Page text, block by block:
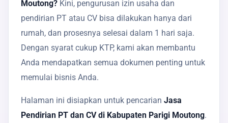
Moutong? Kini, pengurusan izin usaha dan
pendirian PT atau CV bisa dilakukan hanya dari
rumah, dan prosesnya selesai dalam 1 hari saja.
Dengan syarat cukup KTP, kami akan membantu
Anda mendapatkan semua dokumen penting untuk
memulai bisnis Anda.
Halaman ini disiapkan untuk pencarian Jasa
Pendirian PT dan CV di Kabupaten Parigi Moutong.